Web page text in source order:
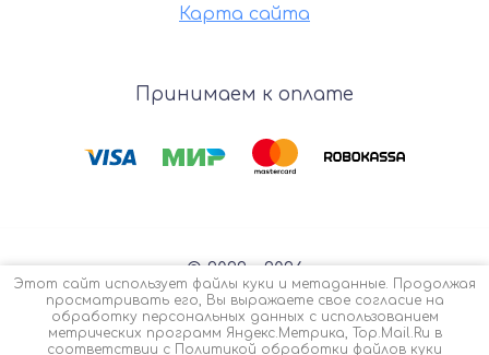
Карта сайта
Принимаем к оплате
© 2022 - 2026
Этот сайт использует файлы куки и метаданные. Продолжая
просматривать его, Вы выражаете свое согласие на
обработку персональных данных с использованием
метрических программ Яндекс.Метрика, Top.Mail.Ru в
соответствии с
Политикой обработки файлов куки